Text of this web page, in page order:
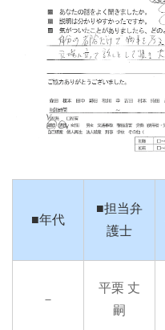
■年代
■担当弁
護士
－
平栗 丈
嗣